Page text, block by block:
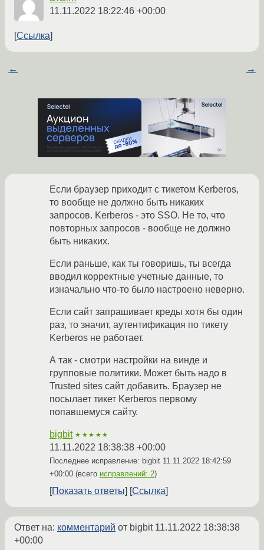
11.11.2022 18:22:46 +00:00
Ссылка
← →
Если браузер приходит с тикетом Kerberos,
то вообще не должно быть никаких
запросов. Kerberos - это SSO. Не то, что
повторных запросов - вообще не должно
быть никаких.
Если раньше, как ты говоришь, ты всегда
вводил корректные учетные данные, то
изначально что-то было настроено неверно.
Если сайт запрашивает креды хотя бы один
раз, то значит, аутентификация по тикету
Kerberos не работает.
А так - смотри настройки на винде и
групповые политики. Может быть надо в
Trusted sites сайт добавить. Браузер не
посылает тикет Kerberos первому
попавшемуся сайту.
bigbit ★★★★★
11.11.2022 18:38:38 +00:00
Последнее исправление: bigbit 11.11.2022 18:42:59
+00:00 (всего исправлений: 2)
Показать ответы Ссылка
Ответ на: комментарий от bigbit 11.11.2022 18:38:38
+00:00